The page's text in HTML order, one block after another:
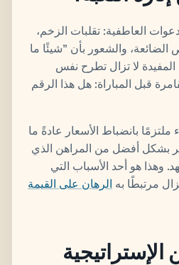
العاطفية: تقلبات الزخم،
والشعور بأن "شيئًا ما
لا تزال تطرح نفس
قبل المباراة: هل هذا الرقم
ملتزمًا بانضباط الأسعار عادةً ما
بشكل أفضل من المراهن الذي
وهذا هو أحد الأسباب التي
مرتبطًا به الرهان على القيمة
الإستراتيجية